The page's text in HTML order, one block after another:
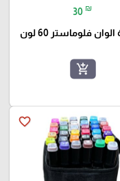
30 ₪
فلوماستر 60 لون
add_shopping_cart
favorite_border